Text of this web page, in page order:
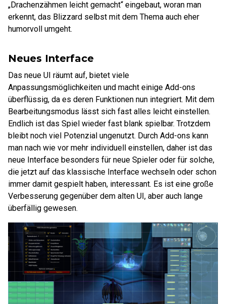
„Drachenzähmen leicht gemacht“ eingebaut, woran man
erkennt, das Blizzard selbst mit dem Thema auch eher
humorvoll umgeht.
Neues Interface
Das neue UI räumt auf, bietet viele
Anpassungsmöglichkeiten und macht einige Add-ons
überflüssig, da es deren Funktionen nun integriert. Mit dem
Bearbeitungsmodus lässt sich fast alles leicht einstellen.
Endlich ist das Spiel wieder fast blank spielbar. Trotzdem
bleibt noch viel Potenzial ungenutzt. Durch Add-ons kann
man nach wie vor mehr individuell einstellen, daher ist das
neue Interface besonders für neue Spieler oder für solche,
die jetzt auf das klassische Interface wechseln oder schon
immer damit gespielt haben, interessant. Es ist eine große
Verbesserung gegenüber dem alten UI, aber auch lange
überfällig gewesen.